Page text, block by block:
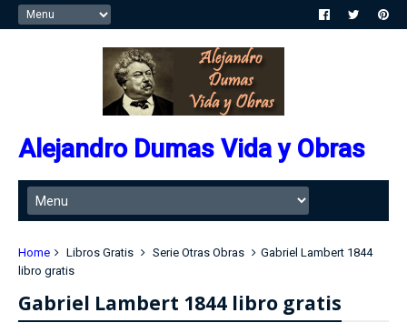
Alejandro Dumas Vida y Obras
Home Libros Gratis Serie Otras Obras
Gabriel Lambert 1844
libro gratis
Gabriel Lambert 1844 libro gratis